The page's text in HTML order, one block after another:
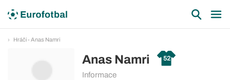
Hráči - Anas Namri
Anas Namri 52
Informace